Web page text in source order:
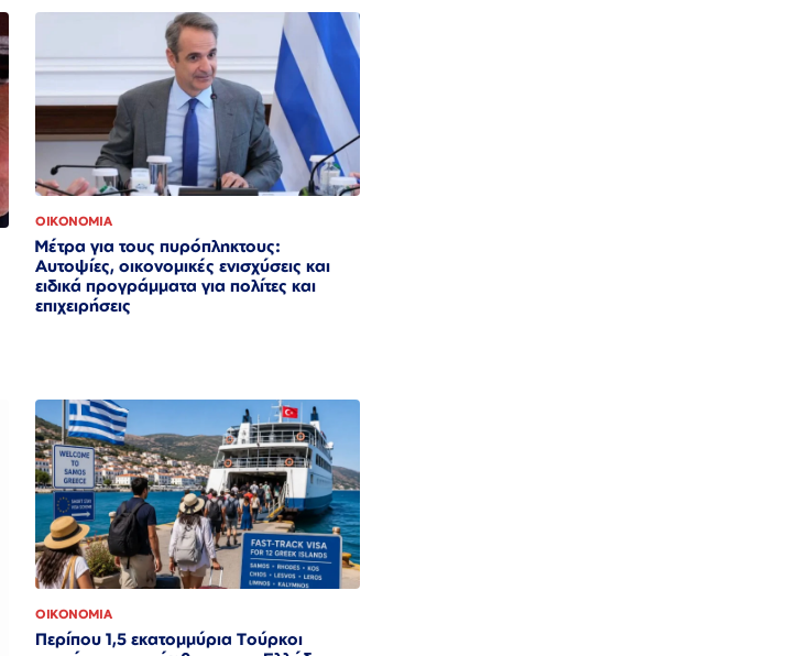
ΟΙΚΟΝΟΜΙΑ
Μέτρα για τους πυρόπληκτους:
Αυτοψίες, οικονομικές ενισχύσεις και
ειδικά προγράμματα για πολίτες και
επιχειρήσεις
ΟΙΚΟΝΟΜΙΑ
Περίπου 1,5 εκατομμύρια Τούρκοι